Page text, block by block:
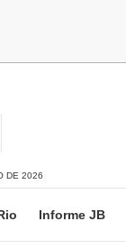
DE 2026
Informe JB